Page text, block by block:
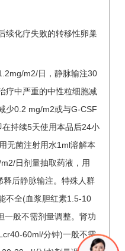
续化疗失败的转移性卵巢
m2/日，静脉输注30
疗中严重的中性粒细胞减
少0.2 mg/m2或与G-CSF
持续5天使用本品后24小
无菌注射用水1ml溶解本
日剂量抽取药液，用
释后静脉输注。特殊人群
不全(血浆胆红素1.5-10
一般不需剂量调整。肾功
60ml/分钟)一般不需